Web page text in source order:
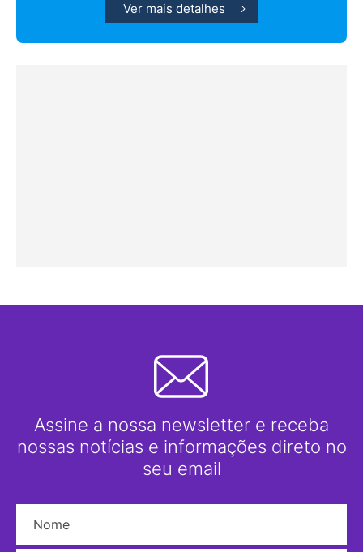
Ver mais detalhes
Assine a nossa newsletter e receba
nossas notícias e informações direto no
seu email